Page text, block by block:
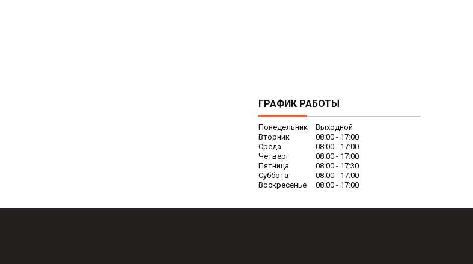
ГРАФИК РАБОТЫ
Понедельник
Выходной
Вторник
08:00
17:00
Среда
08:00
17:00
Четверг
08:00
17:00
Пятница
08:00
17:30
Суббота
08:00
17:00
Воскресенье
08:00 17:00